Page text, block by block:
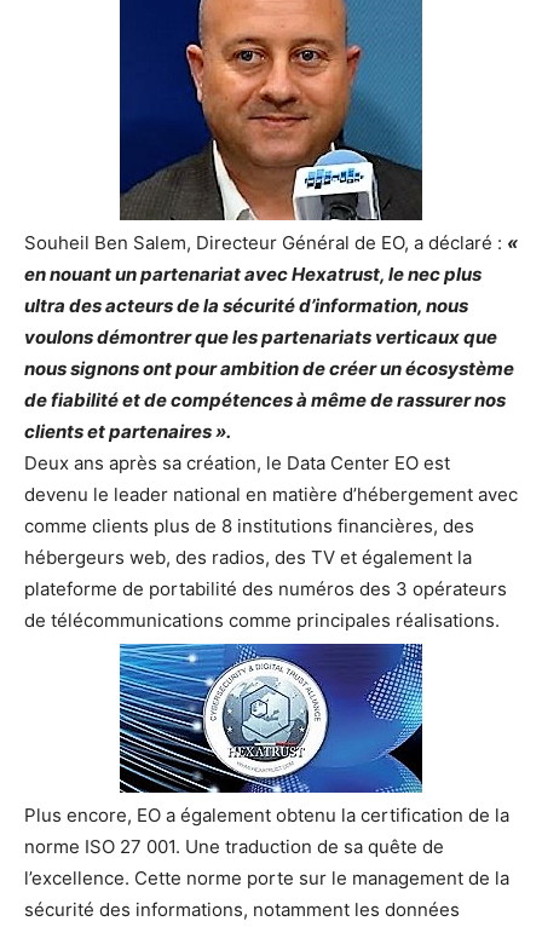
Souheil Ben Salem, Directeur Général de EO, a déclaré : «
en nouant un partenariat avec Hexatrust, le nec plus
ultra des acteurs de la sécurité d’information, nous
voulons démontrer que les partenariats verticaux que
nous signons ont pour ambition de créer un écosystème
de fiabilité et de compétences à même de rassurer nos
clients et partenaires ».
Deux ans après sa création, le Data Center EO est
devenu le leader national en matière d’hébergement avec
comme clients plus de 8 institutions financières, des
hébergeurs web, des radios, des TV et également la
plateforme de portabilité des numéros des 3 opérateurs
de télécommunications comme principales réalisations.
Plus encore, EO a également obtenu la certification de la
norme ISO 27 001. Une traduction de sa quête de
l’excellence. Cette norme porte sur le management de la
sécurité des informations, notamment les données